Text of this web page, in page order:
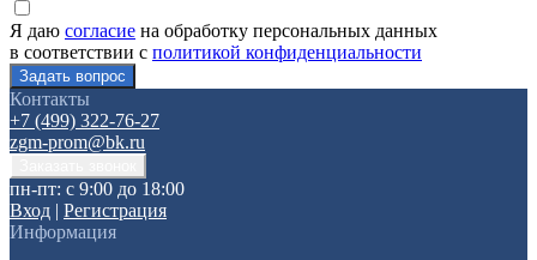
Я даю согласие на обработку персональных данных
в соответствии с политикой конфиденциальности
Контакты
+7 (499) 322-76-27
zgm-prom@bk.ru
пн-пт: с 9:00 до 18:00
Вход | Регистрация
Информация